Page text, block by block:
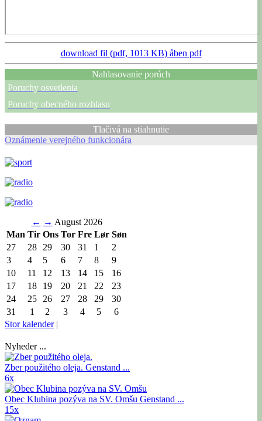
download fil (pdf, 1013 KB) åben pdf
Nahlasovanie porúch
Poruchy osvetlenia
Poruchy obecného rozhlasu
Tlačivá na stiahnutie
Oznámenie verejného funkcionára
← → August 2026
Man Tir Ons Tor Fre Lør Søn
27
28 29 30 31 1
2
3
4 5 6 7 8
9
10
11 12 13 14 15
16
17
18 19 20 21 22
23
24
25 26 27 28 29
30
31
1 2 3 4 5
6
Stor kalender|
Nyheder ...
Zber použitého oleja. Genstand ...
6x
Obec Klubina pozýva na SV. Omšu Genstand ...
15x